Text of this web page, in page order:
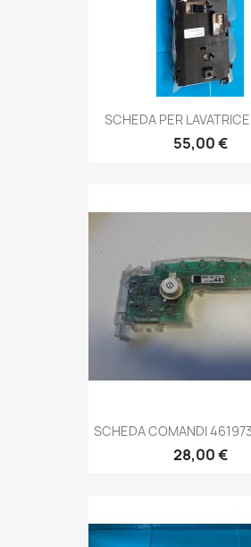
SCHEDA PER
55,00 €
SCHEDA COMANDI
28,00 €